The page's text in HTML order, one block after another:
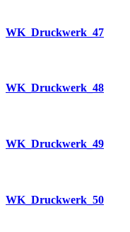
WK_Druckwerk_47
WK_Druckwerk_48
WK_Druckwerk_49
WK_Druckwerk_50